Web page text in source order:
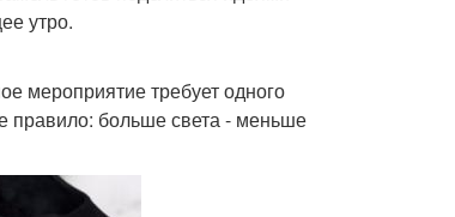
утро.
мероприятие требует одного
правило: больше света - меньше